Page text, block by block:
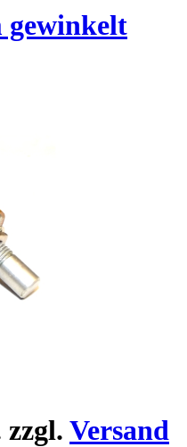
gewinkelt
Versand